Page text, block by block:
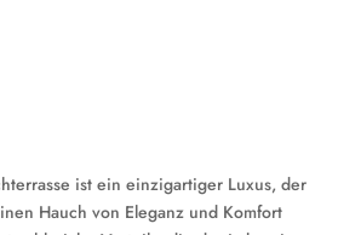
ist ein einzigartiger Luxus, der
Hauch von Eleganz und Komfort